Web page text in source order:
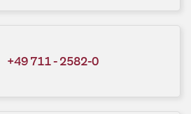
+49 711 - 2582-0